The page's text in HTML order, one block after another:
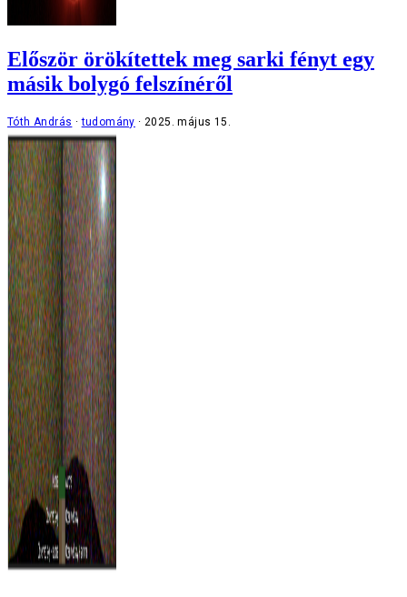
Először örökítettek meg sarki fényt egy
másik bolygó felszínéről
Tóth András tudomány 2025. május 15.